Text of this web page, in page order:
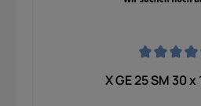
X GE 25 SM 30 x